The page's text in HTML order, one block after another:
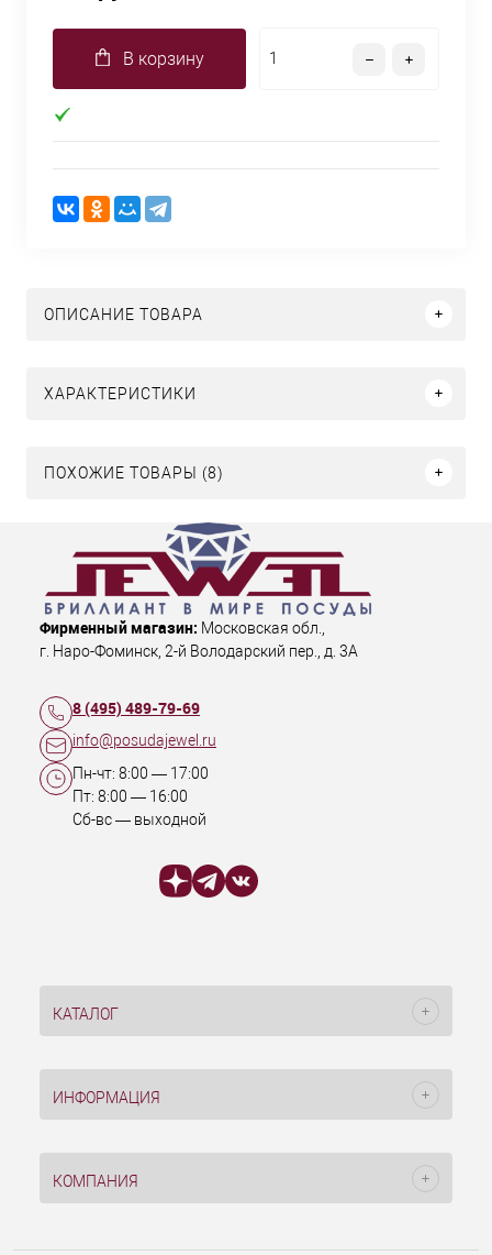
В корзину
ОПИСАНИЕ ТОВАРА
ХАРАКТЕРИСТИКИ
ПОХОЖИЕ ТОВАРЫ (8)
Фирменный магазин: Московская обл.,
г. Наро-Фоминск, 2-й Володарский пер., д. 3А
8 (495) 489-79-69
info@posudajewel.ru
Пн-чт: 8:00 — 17:00
Пт: 8:00 — 16:00
Сб-вс — выходной
КАТАЛОГ
ИНФОРМАЦИЯ
КОМПАНИЯ